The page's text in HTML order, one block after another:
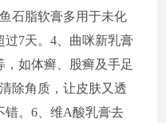
石脂软膏多用于未化
7天。4、曲咪新乳膏
，如体癣、股癣及手足
除角质，让皮肤又透
错。6、维A酸乳膏去